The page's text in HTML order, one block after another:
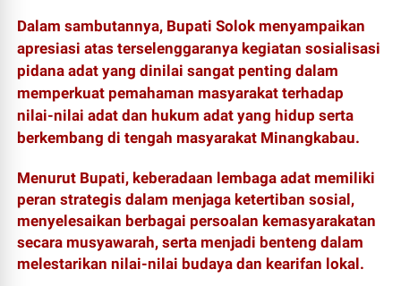
Dalam sambutannya, Bupati Solok menyampaikan
apresiasi atas terselenggaranya kegiatan sosialisasi
pidana adat yang dinilai sangat penting dalam
memperkuat pemahaman masyarakat terhadap
nilai-nilai adat dan hukum adat yang hidup serta
berkembang di tengah masyarakat Minangkabau.
Menurut Bupati, keberadaan lembaga adat memiliki
peran strategis dalam menjaga ketertiban sosial,
menyelesaikan berbagai persoalan kemasyarakatan
secara musyawarah, serta menjadi benteng dalam
melestarikan nilai-nilai budaya dan kearifan lokal.